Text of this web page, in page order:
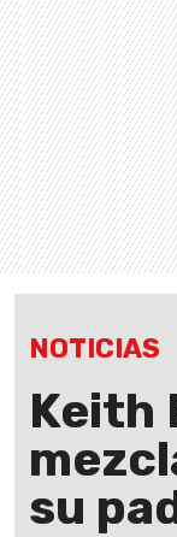
NOTICIAS
Keith
su